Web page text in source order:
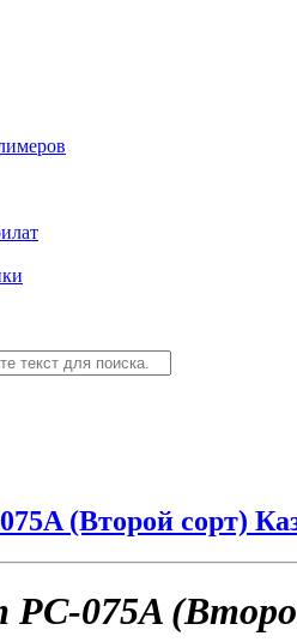
(Второй сорт)
РС-075A